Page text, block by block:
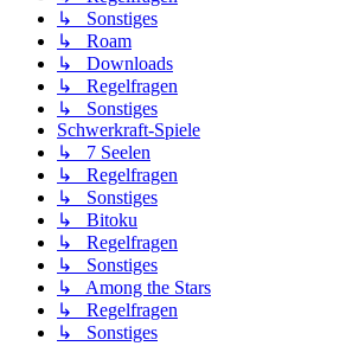
↳ Sonstiges
↳ Roam
↳ Downloads
↳ Regelfragen
↳ Sonstiges
Schwerkraft-Spiele
↳ 7 Seelen
↳ Regelfragen
↳ Sonstiges
↳ Bitoku
↳ Regelfragen
↳ Sonstiges
↳ Among the Stars
↳ Regelfragen
↳ Sonstiges